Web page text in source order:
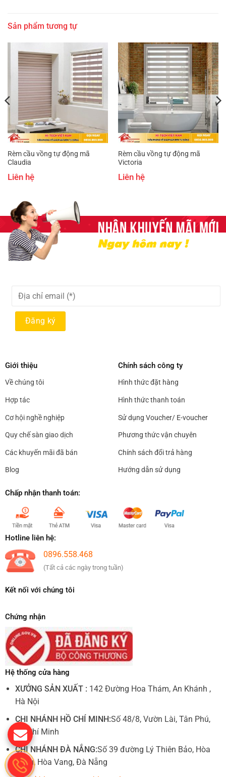
Sản phẩm tương tự
Rèm cầu vồng tự động mã
Claudia
Liên hệ
Rèm cầu vồng tự động mã
Victoria
Liên hệ
Giới thiệu
Về chúng tôi
Hợp tác
Cơ hội nghề nghiệp
Quy chế sàn giao dịch
Các khuyến mãi đã bán
Blog
Chính sách công ty
Hình thức đặt hàng
Hình thức thanh toán
Sử dụng Voucher/ E-voucher
Phương thức vận chuyên
Chính sách đổi trả hàng
Hướng dẫn sử dụng
Chấp nhận thanh toán:
Hotline liên hệ:
0896.558.468
(Tất cả các ngày trong tuần)
Kết nối với chúng tôi
Chứng nhận
Hệ thống cửa hàng
XƯỞNG SẢN XUẤT : 142 Đường Hoa Thám, An Khánh ,
Hà Nội
CHI NHÁNH HỒ CHÍ MINH:Số 48/8, Vườn Lài, Tân Phú,
Hồ Chí Minh
CHI NHÁNH ĐÀ NẮNG:Số 39 đường Lý Thiên Bảo, Hòa
Châu, Hòa Vang, Đà Nẵng